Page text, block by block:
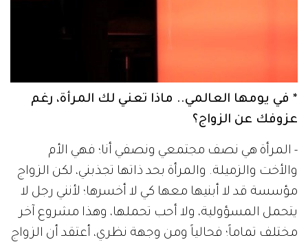
* في يومها العالمي.. ماذا تعني لك المرأة، رغم
عزوفك عن الزواج؟
- المرأة هي نصف مجتمعي ونصفي أنا؛ فهي الأم
والأخت والزميلة. والمرأة بحد ذاتها تجذبني، لكن الزواج
مؤسسة قد لا أبنيها معها كي لا أخسرها؛ لأنني رجل لا
يتحمل المسؤولية، ولا أحب تحملها، وهذا مشروع آخر
مختلف تماماً؛ فحالياً ومن وجهة نظري، أعتقد أن الزواج